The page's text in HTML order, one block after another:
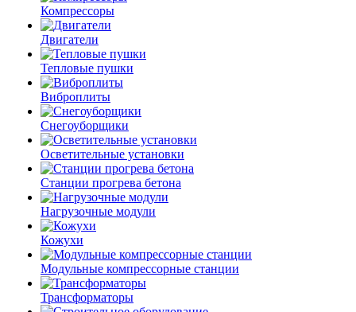
Компрессоры
Двигатели
Тепловые пушки
Виброплиты
Снегоуборщики
Осветительные установки
Станции прогрева бетона
Нагрузочные модули
Кожухи
Модульные компрессорные станции
Трансформаторы